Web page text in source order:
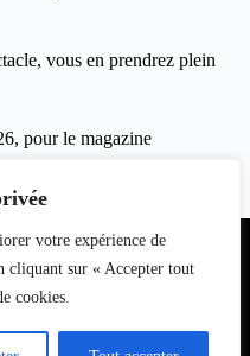
votre expérience de
cliquant sur « Accepter tout
cookies.
vous en prendrez plein
pour le magazine
Contact Partenariat
nfo
Spectacle
–le